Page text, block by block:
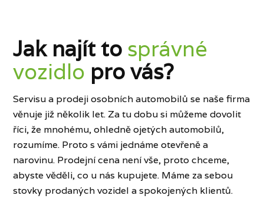
Jak najít to správné
vozidlo pro vás?
Servisu a prodeji osobních automobilů se naše firma
věnuje již několik let. Za tu dobu si můžeme dovolit
říci, že mnohému, ohledně ojetých automobilů,
rozumíme. Proto s vámi jednáme otevřeně a
narovinu. Prodejní cena není vše, proto chceme,
abyste věděli, co u nás kupujete. Máme za sebou
stovky prodaných vozidel a spokojených klientů.